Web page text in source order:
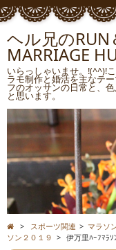
ヘル兄のRUN
MARRIAGE
いらっしゃいませ。!(^^)!
ラモ制作と婚活を主なテ
フのオッサンの日常と、
と思います。
> スポーツ関連 > マラソ
ソン２０１９ > 伊万里ﾊｰﾌﾏﾗｿ